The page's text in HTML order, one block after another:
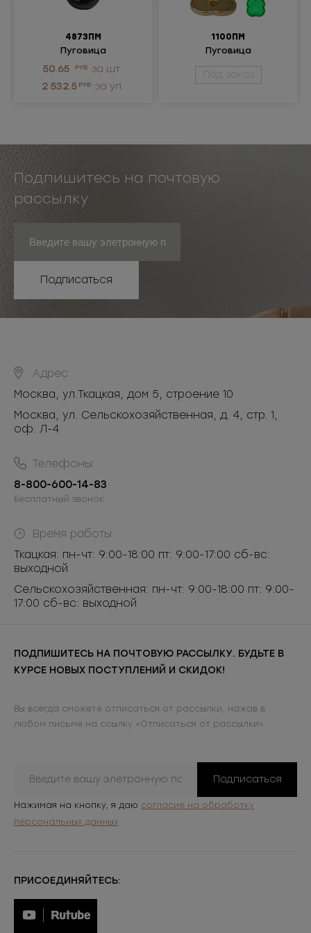
4873ПМ
Пуговица
металлическая
50.65 РУБ за шт.
2 532.5 РУБ за уп.
1100ПМ
Пуговица
металлическая
Под заказ
Подпишитесь на почтовую
рассылку
Подписаться
Адрес:
Москва, ул.Ткацкая, дом 5, строение 10
Москва, ул. Сельскохозяйственная, д. 4, стр. 1,
оф. Л-4
Телефоны:
8-800-600-14-83
Бесплатный звонок
Время работы:
Ткацкая: пн-чт: 9:00-18:00 пт: 9:00-17:00 сб-вс:
выходной
Сельскохозяйственная: пн-чт: 9:00-18:00 пт: 9:00-
17:00 сб-вс: выходной
ПОДПИШИТЕСЬ НА ПОЧТОВУЮ РАССЫЛКУ. БУДЬТЕ В
КУРСЕ НОВЫХ ПОСТУПЛЕНИЙ И СКИДОК!
Вы всегда сможете отписаться от рассылки, нажав в
любом письме на ссылку «Отписаться от рассылки»
Подписаться
Нажимая на кнопку, я даю согласие на обработку
персональных данных
ПРИСОЕДИНЯЙТЕСЬ: